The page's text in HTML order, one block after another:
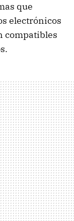
que
electrónicos
compatibles